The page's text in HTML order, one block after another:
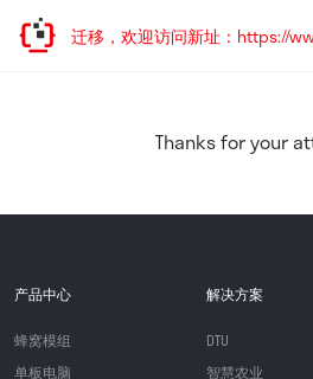
地址已迁移，欢迎访问新址：https://
Thanks for your
产品中心
蜂窝模组
单板电脑
解决方案
DTU
智慧农业